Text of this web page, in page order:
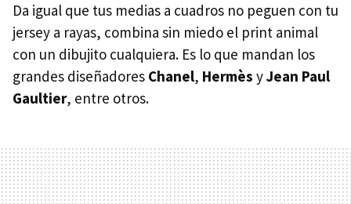
Da igual que tus medias a cuadros no peguen con tu
jersey a rayas, combina sin miedo el print animal
con un dibujito cualquiera. Es lo que mandan los
grandes diseñadores Chanel, Hermès yJean Paul
Gaultier, entre otros.